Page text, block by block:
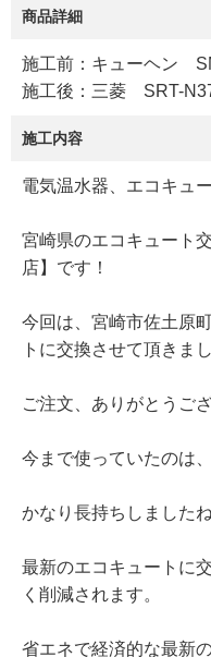
商品詳細
施工前：キューヘン
施工後：三菱 SRT-
施工内容
電気温水器、エコキュ
宮崎県のエコキュート
店】です！
今回は、宮崎市佐土原
トに交換させて頂きまし
ご注文、ありがとうご
今まで使っていたのは
かなり長持ちしましたね
最新のエコキュートに
く削減されます。
省エネで経済的な最新